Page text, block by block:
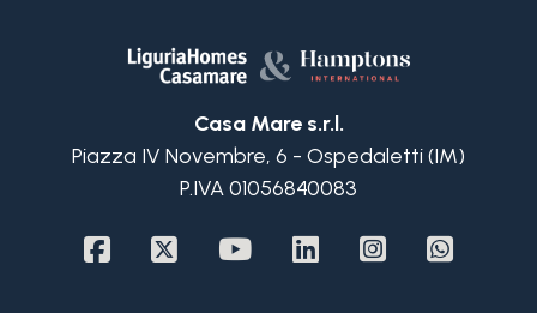
будет состоять из 2 этажей.
На первом будут находится гостиная, кухня,
просторная и светлая столовая с высокими
со своей ванной комнатой.
Второй этаж будет состоять из помещения,
студия, 2 большие спальни со своими ванными
Casa Mare s.r.l.
Piazza IV Novembre, 6 - Ospedaletti (IM)
P.IVA 01056840083